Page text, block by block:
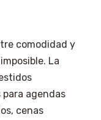
comodidad y
La
agendas
cenas